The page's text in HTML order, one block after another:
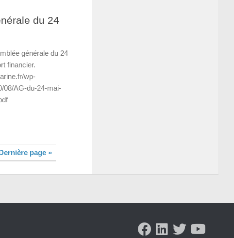
du 24
générale du 24
financier.
wp-
08/AG-du-24-mai-
page »